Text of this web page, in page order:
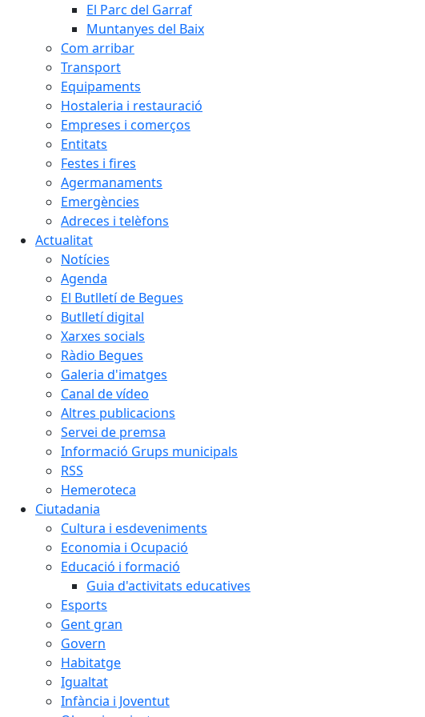
El Parc del Garraf
Muntanyes del Baix
Com arribar
Transport
Equipaments
Hostaleria i restauració
Empreses i comerços
Entitats
Festes i fires
Agermanaments
Emergències
Adreces i telèfons
Actualitat
Notícies
Agenda
El Butlletí de Begues
Butlletí digital
Xarxes socials
Ràdio Begues
Galeria d'imatges
Canal de vídeo
Altres publicacions
Servei de premsa
Informació Grups municipals
RSS
Hemeroteca
Ciutadania
Cultura i esdeveniments
Economia i Ocupació
Educació i formació
Guia d'activitats educatives
Esports
Gent gran
Govern
Habitatge
Igualtat
Infància i Joventut